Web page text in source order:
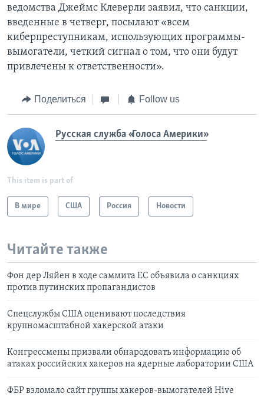
ведомства Джеймс Клеверли заявил, что санкции,
введенные в четверг, посылают «всем
киберпреступникам, использующих программы-
вымогатели, четкий сигнал о том, что они будут
привлечены к ответственности».
Поделиться Follow us
Русская служба «Голоса Америки»
This item is part of
В мире США Россия Новости
Читайте также
Фон дер Ляйен в ходе саммита ЕС объявила о санкциях
против путинских пропагандистов
Спецслужбы США оценивают последствия
крупномасштабной хакерской атаки
Конгрессмены призвали обнародовать информацию об
атаках российских хакеров на ядерные лаборатории США
ФБР взломало сайт группы хакеров-вымогателей Hive